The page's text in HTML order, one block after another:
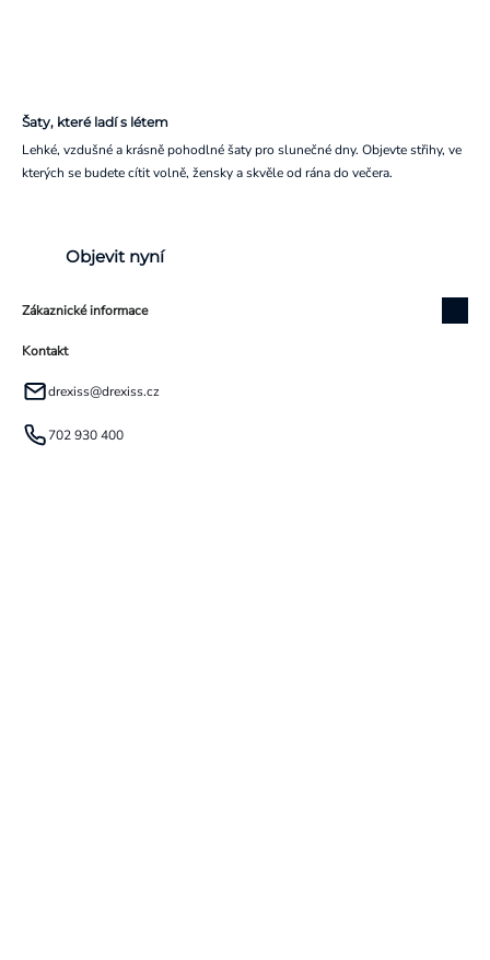
Šaty, které ladí s létem
Lehké, vzdušné a krásně pohodlné šaty pro slunečné dny. Objevte střihy, ve
kterých se budete cítit volně, žensky a skvěle od rána do večera.
Objevit nyní
Zákaznické informace
Kontakt
drexiss@drexiss.cz
702 930 400